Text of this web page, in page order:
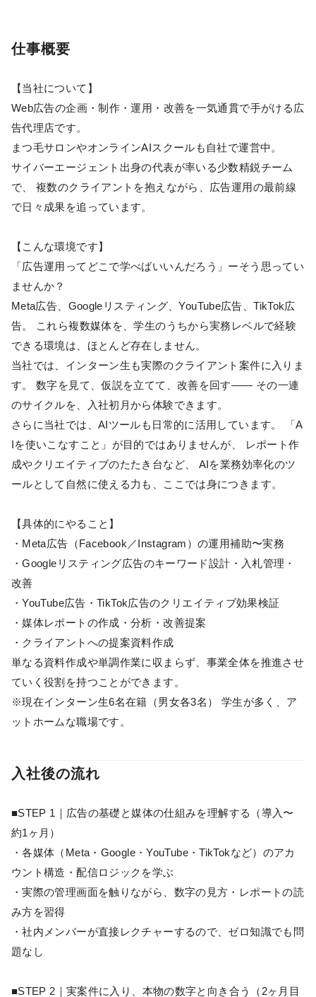
仕事概要
【当社について】
Web広告の企画・制作・運用・改善を一気通貫で手がける広
告代理店です。
まつ毛サロンやオンラインAIスクールも自社で運営中。
サイバーエージェント出身の代表が率いる少数精鋭チーム
で、 複数のクライアントを抱えながら、広告運用の最前線
で日々成果を追っています。
【こんな環境です】
「広告運用ってどこで学べばいいんだろう」ーそう思ってい
ませんか？
Meta広告、Googleリスティング、YouTube広告、TikTok広
告。 これら複数媒体を、学生のうちから実務レベルで経験
できる環境は、ほとんど存在しません。
当社では、インターン生も実際のクライアント案件に入りま
す。 数字を見て、仮説を立てて、改善を回す—— その一連
のサイクルを、入社初月から体験できます。
さらに当社では、AIツールも日常的に活用しています。 「A
Iを使いこなすこと」が目的ではありませんが、 レポート作
成やクリエイティブのたたき台など、 AIを業務効率化のツ
ールとして自然に使える力も、ここでは身につきます。
【具体的にやること】
・Meta広告（Facebook／Instagram）の運用補助〜実務
・Googleリスティング広告のキーワード設計・入札管理・
改善
・YouTube広告・TikTok広告のクリエイティブ効果検証
・媒体レポートの作成・分析・改善提案
・クライアントへの提案資料作成
単なる資料作成や単調作業に収まらず、事業全体を推進させ
ていく役割を持つことができます。
※現在インターン生6名在籍（男女各3名） 学生が多く、ア
ットホームな職場です。
入社後の流れ
■STEP 1｜広告の基礎と媒体の仕組みを理解する（導入〜
約1ヶ月）
・各媒体（Meta・Google・YouTube・TikTokなど）のアカ
ウント構造・配信ロジックを学ぶ
・実際の管理画面を触りながら、数字の見方・レポートの読
み方を習得
・社内メンバーが直接レクチャーするので、ゼロ知識でも問
題なし
■STEP 2｜実案件に入り、本物の数字と向き合う（2ヶ月目